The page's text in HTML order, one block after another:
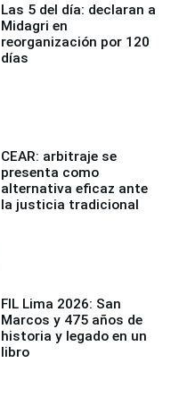
Las 5 del día: declaran a
Midagri en
reorganización por 120
días
CEAR: arbitraje se
presenta como
alternativa eficaz ante
la justicia tradicional
FIL Lima 2026: San
Marcos y 475 años de
historia y legado en un
libro